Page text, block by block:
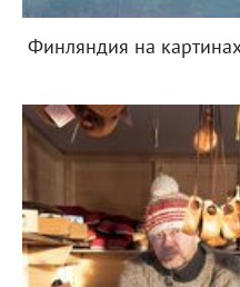
Финляндия на